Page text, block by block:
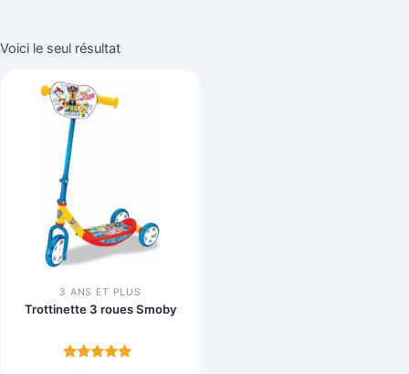
Voici le seul résultat
3 ANS ET PLUS
Trottinette 3 roues Smoby